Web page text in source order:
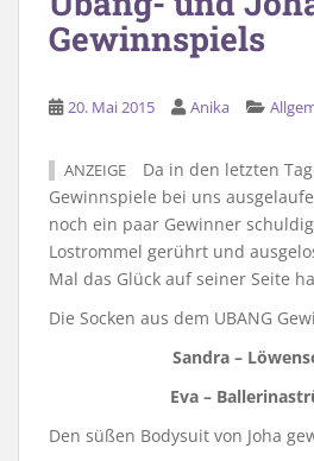
Gewinnspiels
20. Mai 2015 Anika
ANZEIGE
Da in den letzten
Gewinnspiele bei uns
noch ein paar Gewinner
Lostrommel gerührt und
Mal das Glück auf seiner Seite
Die Socken aus dem UBANG
Sandra –
Eva –
Den süßen Bodysuit von Joha